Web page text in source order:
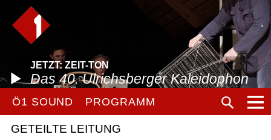
JETZT: ZEIT-TON
Das 40. Ulrichsberger Kaleidophon
Ö1 SOUND PROGRAMM
GETEILTE LEITUNG